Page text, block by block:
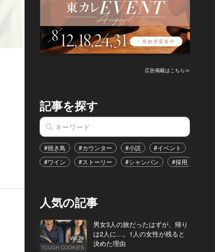
広告掲載はこちら≫
記事を探す
#焼き鳥 #カウンター #小説 #イベント
#ワイン
#ストーリー #シャンパン #採用
人気の記事
Vol.74
TOUGH COOKIES
男女3人の旅だったはずが、帰り
は2人に…。1人の女性が残ると
決めた理由